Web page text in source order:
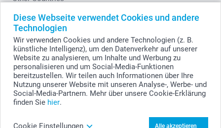
Diese Webseite verwendet Cookies und andere
Technologien
Wir verwenden Cookies und andere Technologien (z. B.
künstliche Intelligenz), um den Datenverkehr auf unserer
Website zu analysieren, um Inhalte und Werbung zu
personalisieren und um Social-Media-Funktionen
bereitzustellen. Wir teilen auch Informationen über Ihre
Nutzung unserer Website mit unseren Analyse-, Werbe- und
Social-Media-Partnern. Mehr über unsere Cookie-Erklärung
finden Sie hier.
Cookie Einstellungen Alle akzeptieren
Bedrucktes Badetuch 70 x 140 cm gestalten
© smartphoto Group. Alle Rechte vorbehalten.
Alle Preise verstehen sich in Schweizer Franken (CHF) inkl. MwSt. und zzgl.
Versandkosten.